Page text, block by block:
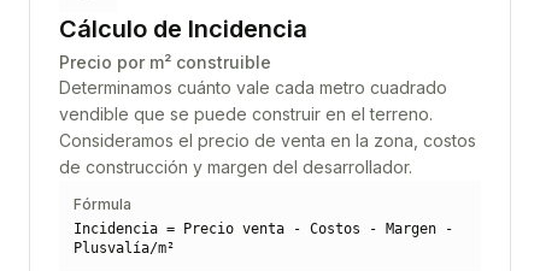
Cálculo de Incidencia
Precio por m² construible
Determinamos cuánto vale cada metro cuadrado
vendible que se puede construir en el terreno.
Consideramos el precio de venta en la zona, costos
de construcción y margen del desarrollador.
Fórmula
Incidencia = Precio venta - Costos - Margen -
Plusvalía/m²